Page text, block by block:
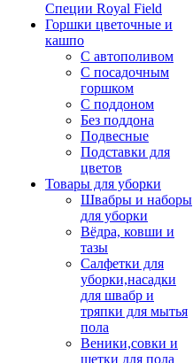
Специи Royal Field
Горшки цветочные и
кашпо
С автополивом
С посадочным
горшком
С поддоном
Без поддона
Подвесные
Подставки для
цветов
Товары для уборки
Швабры и наборы
для уборки
Вёдра, ковши и
тазы
Салфетки для
уборки,насадки
для швабр и
тряпки для мытья
пола
Веники,совки и
щетки для пола